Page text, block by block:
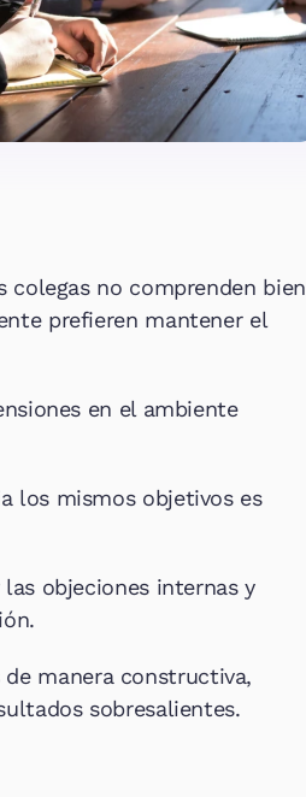
colegas no comprenden bien
prefieren mantener el
en el ambiente
los mismos objetivos es
objeciones internas y
manera constructiva,
sobresalientes.